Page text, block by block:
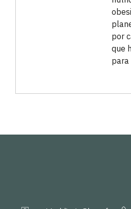
por
que
para